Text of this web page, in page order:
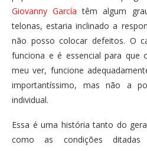
Giovanny García têm algum
telonas, estaria inclinado a
não posso colocar defeitos. O
funciona e é essencial para que
meu ver, funcione
importantíssimo, mas não a
individual.
Essa é uma história tanto do
como as condições